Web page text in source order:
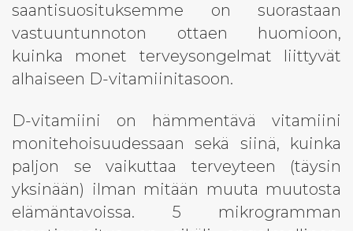
saantisuosituksemme on suorastaan
vastuuntunnoton ottaen huomioon,
kuinka monet terveysongelmat liittyvät
alhaiseen D-vitamiinitasoon.
D-vitamiini on hämmentävä vitamiini
monitehoisuudessaan sekä siinä, kuinka
paljon se vaikuttaa terveyteen (täysin
yksinään) ilman mitään muuta muutosta
elämäntavoissa. 5 mikrogramman